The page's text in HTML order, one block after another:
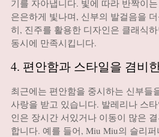
기를 자아냅니다. 빛에 따라 반짝이
은은하게 빛나며, 신부의 발걸음을
히, 진주를 활용한 디자인은 클래식
동시에 만족시킵니다.
4. 편안함과 스타일을 겸비
최근에는 편안함을 중시하는 신부들
사랑을 받고 있습니다. 발레리나 스
인은 장시간 서있거나 이동이 많은
합니다. 예를 들어, Miu Miu의 슬리